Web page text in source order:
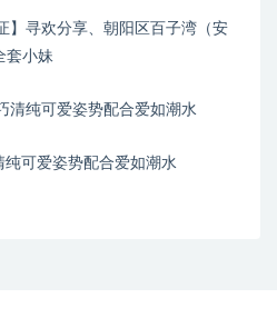
】寻欢分享、朝阳区百子湾（安
套小妹
清纯可爱姿势配合爱如潮水
纯可爱姿势配合爱如潮水